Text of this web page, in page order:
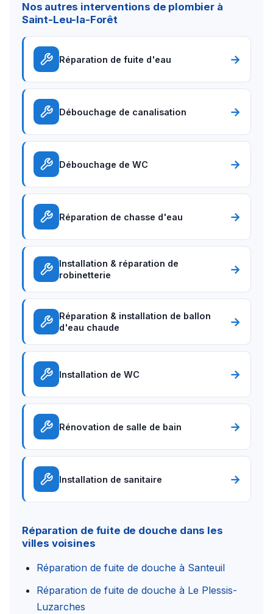
Nos autres interventions de plombier à
Saint-Leu-la-Forêt
Réparation de fuite d'eau →
Débouchage de canalisation →
Débouchage de WC →
Réparation de chasse d'eau →
Installation & réparation de
robinetterie
→
Réparation & installation de ballon
d'eau chaude
→
Installation de WC →
Rénovation de salle de bain →
Installation de sanitaire →
Réparation de fuite de douche dans les
villes voisines
Réparation de fuite de douche à Santeuil
Réparation de fuite de douche à Le Plessis-
Luzarches